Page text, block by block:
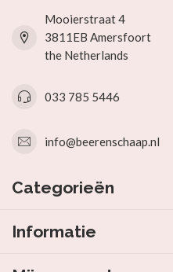
Mooierstraat 4
3811EB Amersfoort
the Netherlands
033 785 5446
info@beerenschaap.nl
Categorieën
Informatie